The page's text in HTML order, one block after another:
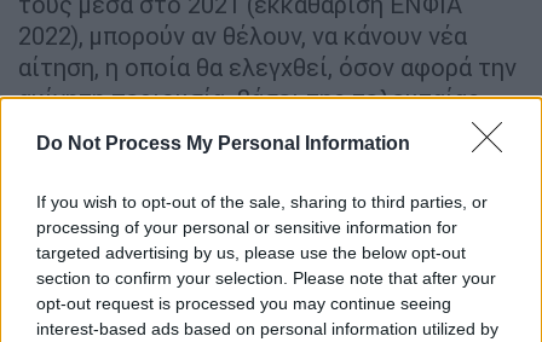
Do Not Process My Personal Information
If you wish to opt-out of the sale, sharing to third parties, or
processing of your personal or sensitive information for
targeted advertising by us, please use the below opt-out
section to confirm your selection. Please note that after your
opt-out request is processed you may continue seeing
interest-based ads based on personal information utilized by
2022), μπορούν αν θέλουν, να κάνουν νέα
αίτηση, η οποία θα ελεγχθεί, όσον αφορά την
ακίνητη περιουσία, βάσει της τελευταίας
εκκαθάρισης ΕΝΦΙΑ (2022).
Οι πολίτες μπορούν να υποβάλουν αίτηση
οποιαδήποτε στιγμή επιθυμούν εντός του
έτους (αφού πρώτα ακυρώσουν ήδη
υπάρχουσα υποβληθείσα αίτηση).